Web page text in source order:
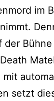
im
der
mit
setzt